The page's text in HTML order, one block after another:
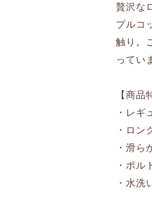
贅沢な
プルコ
触り。
ってい
【商品
・レギ
・ロン
・滑ら
・ポル
・水洗